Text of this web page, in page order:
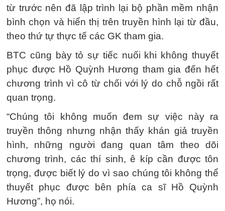
từ trước nên đã lập trình lại bộ phần mềm nhận
bình chọn và hiển thị trên truyền hình lại từ đầu,
theo thứ tự thực tế các GK tham gia.
BTC cũng bày tỏ sự tiếc nuối khi không thuyết
phục được Hồ Quỳnh Hương tham gia đến hết
chương trình vì cô từ chối với lý do chỗ ngồi rất
quan trọng.
“Chúng tôi không muốn đem sự việc này ra
truyền thông nhưng nhận thấy khán giả truyền
hình, những người đang quan tâm theo dõi
chương trình, các thí sinh, ê kíp cần được tôn
trọng, được biết lý do vì sao chúng tôi không thể
thuyết phục được bên phía ca sĩ Hồ Quỳnh
Hương”, họ nói.